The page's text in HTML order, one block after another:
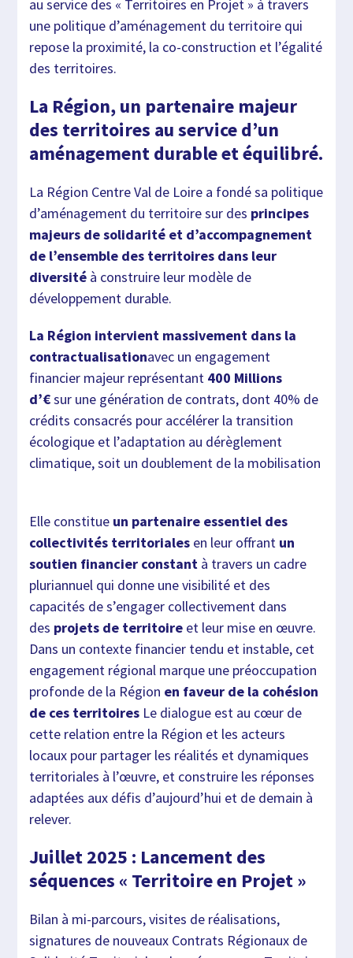
au service des « Territoires en Projet » à travers
une politique d’aménagement du territoire qui
repose la proximité, la co-construction et l’égalité
des territoires.
La Région, un partenaire majeur
des territoires au service d’un
aménagement durable et équilibré.
La Région Centre Val de Loire a fondé sa politique
d’aménagement du territoire sur des principes
majeurs de solidarité et d’accompagnement
de l’ensemble des territoires dans leur
diversité à construire leur modèle de
développement durable.
La Région intervient massivement dans la
contractualisationavec un engagement
financier majeur représentant 400 Millions
d’€sur une génération de contrats, dont 40% de
crédits consacrés pour accélérer la transition
écologique et l’adaptation au dérèglement
climatique, soit un doublement de la mobilisation
Elle constitue un partenaire essentiel des
collectivités territoriales en leur offrant un
soutien financier constant à travers un cadre
pluriannuel qui donne une visibilité et des
capacités de s’engager collectivement dans
des projets de territoire et leur mise en œuvre.
Dans un contexte financier tendu et instable, cet
engagement régional marque une préoccupation
profonde de la Région en faveur de la cohésion
de ces territoires Le dialogue est au cœur de
cette relation entre la Région et les acteurs
locaux pour partager les réalités et dynamiques
territoriales à l’œuvre, et construire les réponses
adaptées aux défis d’aujourd’hui et de demain à
relever.
Juillet 2025 : Lancement des
séquences « Territoire en Projet »
Bilan à mi-parcours, visites de réalisations,
signatures de nouveaux Contrats Régionaux de